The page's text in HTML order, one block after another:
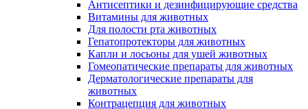
Антисептики и дезинфицирующие средства
Витамины для животных
Для полости рта животных
Гепатопротекторы для животных
Капли и лосьоны для ушей животных
Гомеопатические препараты для животных
Дерматологические препараты для
животных
Контрацепция для животных